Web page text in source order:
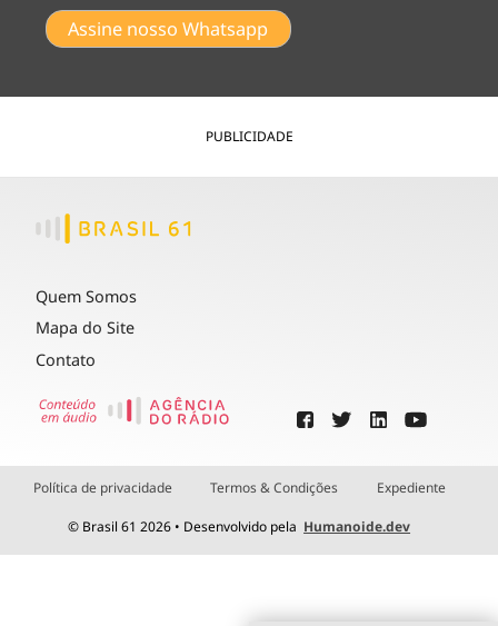
Assine nosso Whatsapp
PUBLICIDADE
Quem Somos
Mapa do Site
Contato
Política de privacidade Termos & Condições Expediente
© Brasil 61 2026 • Desenvolvido pela Humanoide.dev